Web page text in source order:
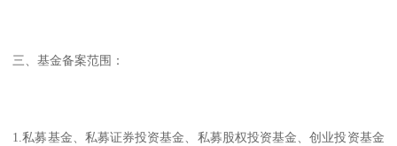
三、基金备案范围：
1.私募基金、私募证券投资基金、私募股权投资基金、创业投资基金